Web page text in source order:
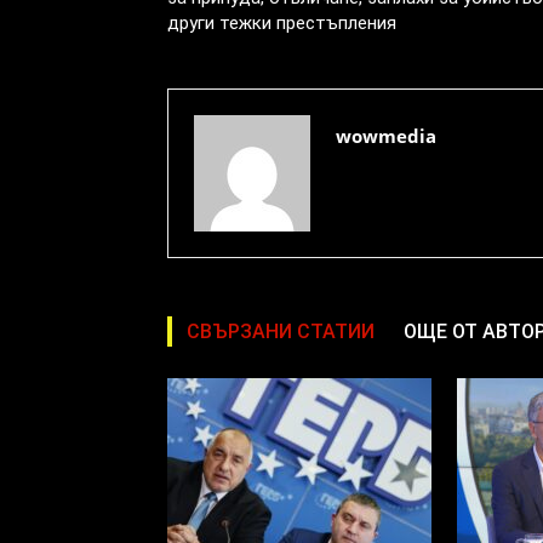
други тежки престъпления
wowmedia
СВЪРЗАНИ СТАТИИ ОЩЕ ОТ